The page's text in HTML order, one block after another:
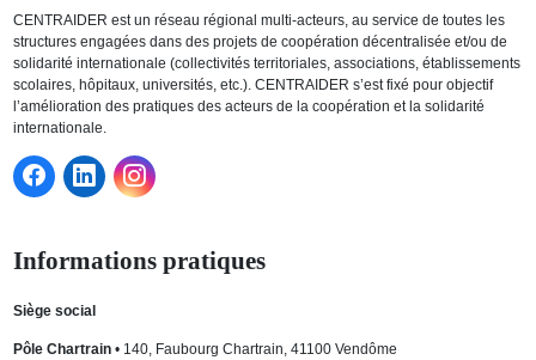
CENTRAIDER est un réseau régional multi-acteurs, au service de toutes les
structures engagées dans des projets de coopération décentralisée et/ou de
solidarité internationale (collectivités territoriales, associations, établissements
scolaires, hôpitaux, universités, etc.). CENTRAIDER s’est fixé pour objectif
l’amélioration des pratiques des acteurs de la coopération et la solidarité
internationale.
Informations pratiques
Siège social
Pôle Chartrain• 140, Faubourg Chartrain, 41100 Vendôme